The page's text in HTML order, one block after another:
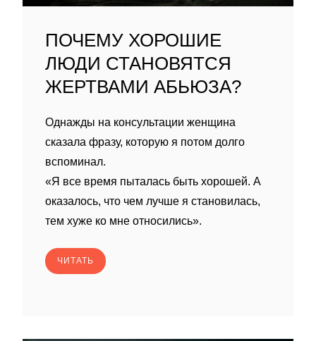
ПОЧЕМУ ХОРОШИЕ
ЛЮДИ СТАНОВЯТСЯ
ЖЕРТВАМИ АБЬЮЗА?
Однажды на консультации женщина
сказала фразу, которую я потом долго
вспоминал.
«Я все время пыталась быть хорошей. А
оказалось, что чем лучше я становилась,
тем хуже ко мне относились».
ЧИТАТЬ